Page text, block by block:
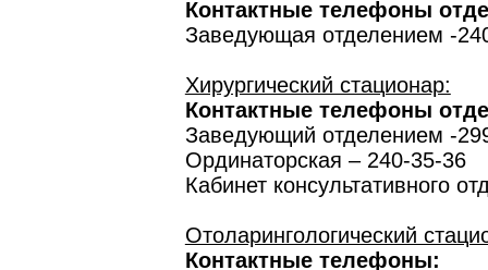
Контактные телефоны
Заведующая отделением -
Хирургический стационар:
Контактные телефоны
Заведующий отделением -
Ординаторская – 240-35-36
Кабинет консультативного
Отоларингологический
Контактные телефоны: